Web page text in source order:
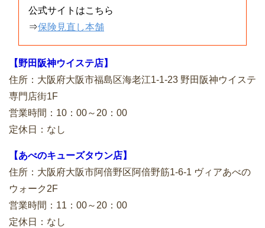
公式サイトはこちら
⇒保険見直し本舗
【野田阪神ウイステ店】
住所：大阪府大阪市福島区海老江1-1-23 野田阪神ウイステ
専門店街1F
営業時間：10：00～20：00
定休日：なし
【あべのキューズタウン店】
住所：大阪府大阪市阿倍野区阿倍野筋1-6-1 ヴィアあべの
ウォーク2F
営業時間：11：00～20：00
定休日：なし